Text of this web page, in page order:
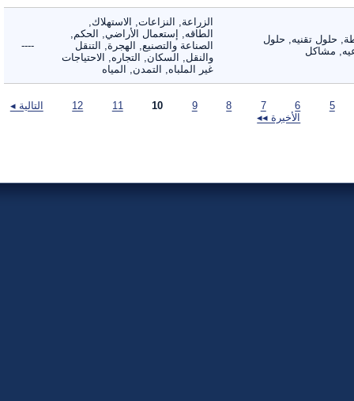
حلول تقنيه, حلول
مشاكل
الزراعة, النزاعات, الاستهلاك,
الطاقه, إستعمال الأراضي, الحكم,
الصناعة والتصنيع, الهجرة, التنقل
والنقل, السكان, التجاره, الاحتياجات
غير الملباه, التمدن, المياه
----
التالية ◂
الأخيرة ◂◂